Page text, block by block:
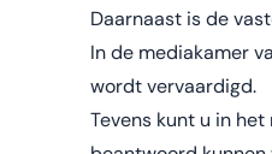
Daarnaast is de
In de mediakamer
wordt vervaardigd.
Tevens kunt u in